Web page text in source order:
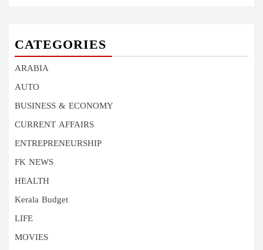
CATEGORIES
ARABIA
AUTO
BUSINESS & ECONOMY
CURRENT AFFAIRS
ENTREPRENEURSHIP
FK NEWS
HEALTH
Kerala Budget
LIFE
MOVIES